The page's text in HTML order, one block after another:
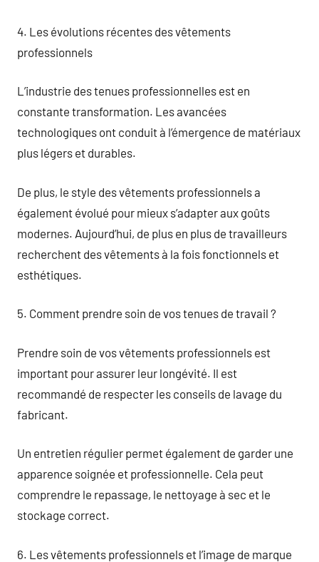
4. Les évolutions récentes des vêtements
professionnels
L’industrie des tenues professionnelles est en
constante transformation. Les avancées
technologiques ont conduit à l’émergence de matériaux
plus légers et durables.
De plus, le style des vêtements professionnels a
également évolué pour mieux s’adapter aux goûts
modernes. Aujourd’hui, de plus en plus de travailleurs
recherchent des vêtements à la fois fonctionnels et
esthétiques.
5. Comment prendre soin de vos tenues de travail ?
Prendre soin de vos vêtements professionnels est
important pour assurer leur longévité. Il est
recommandé de respecter les conseils de lavage du
fabricant.
Un entretien régulier permet également de garder une
apparence soignée et professionnelle. Cela peut
comprendre le repassage, le nettoyage à sec et le
stockage correct.
6. Les vêtements professionnels et l’image de marque